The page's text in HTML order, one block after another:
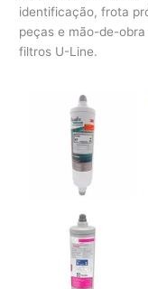
identificação, frota
peças e mão-de-
filtros U-Line.